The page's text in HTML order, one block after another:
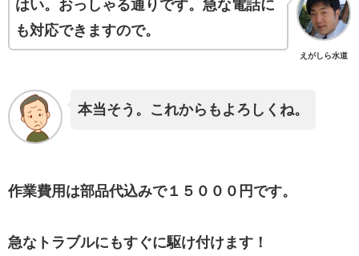
えがしら水道
はい。おっしゃる通りです。急な電話に
も対応できますので。
本当そう。これからもよろしくね。
作業費用は部品代込みで１５０００円です。
急なトラブルにもすぐに駆け付けます！